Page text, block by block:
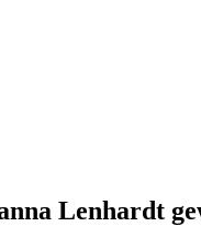
Lenhardt